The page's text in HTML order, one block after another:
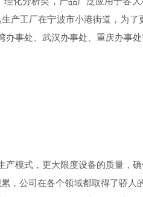
产工厂在宁波市小港街道，为
事处、武汉办事处、重庆办事处
模式，更大限度设备的质量，
，公司在各个领域都取得了骄人